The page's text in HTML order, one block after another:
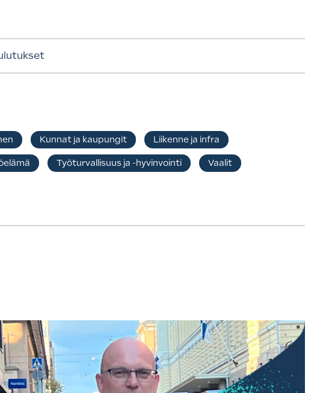
Kunnat ja kaupungit Liikenne ja infra
Työturvallisuus ja -hyvinvointi Vaalit